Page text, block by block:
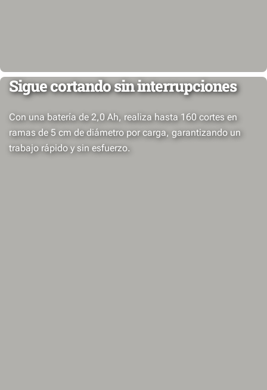
Sigue cortando sin interrupciones
Con una batería de 2,0 Ah, realiza hasta 160 cortes en
ramas de 5 cm de diámetro por carga, garantizando un
trabajo rápido y sin esfuerzo.